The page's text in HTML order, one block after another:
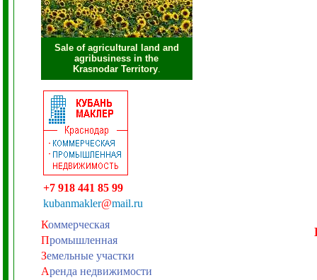
Sale of agricultural land and
agribusiness in the
Krasnodar Territory.
+7 918 441 85 99
kubanmakler@mail.ru
Коммерческая
Промышленная
Земельные участки
Аренда недвижимости